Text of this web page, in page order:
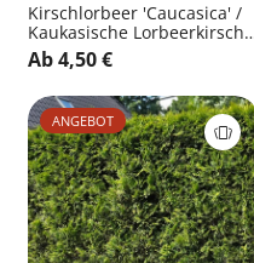
Kirschlorbeer 'Caucasica' /
Kaukasische Lorbeerkirsche
- Prunus laurocerasus
'Caucasica'
Ab 4,50 €
ANGEBOT